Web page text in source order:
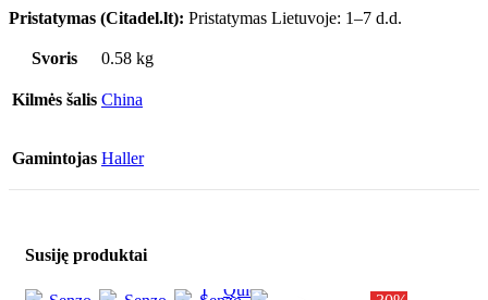
Pristatymas (Citadel.lt): Pristatymas Lietuvoje: 1–7 d.d.
Svoris 0.58 kg
Kilmės šalis China
Gamintojas Haller
Susiję produktai
Į
Quick